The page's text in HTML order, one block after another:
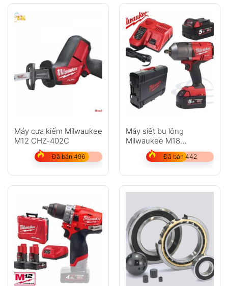
Máy cưa kiếm Milwaukee
M12 CHZ-402C
Đã bán 496
Máy siết bu lông
Milwaukee M18
FHIWF12-502X SET
(2pin x 5.0Ah, 1 sạc)
Đã bán 442